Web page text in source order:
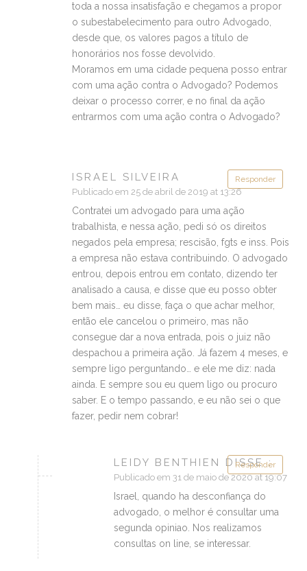
toda a nossa insatisfação e chegamos a propor
o subestabelecimento para outro Advogado,
desde que, os valores pagos a título de
honorários nos fosse devolvido.
Moramos em uma cidade pequena posso entrar
com uma ação contra o Advogado? Podemos
deixar o processo correr, e no final da ação
entrarmos com uma ação contra o Advogado?
Responder
ISRAEL SILVEIRA
Publicado em 25 de abril de 2019 at 13:26
Contratei um advogado para uma ação
trabalhista, e nessa ação, pedi só os direitos
negados pela empresa; rescisão, fgts e inss. Pois
a empresa não estava contribuindo. O advogado
entrou, depois entrou em contato, dizendo ter
analisado a causa, e disse que eu posso obter
bem mais… eu disse, faça o que achar melhor,
então ele cancelou o primeiro, mas não
consegue dar a nova entrada, pois o juiz não
despachou a primeira ação. Já fazem 4 meses, e
sempre ligo perguntando… e ele me diz: nada
ainda. E sempre sou eu quem ligo ou procuro
saber. E o tempo passando, e eu não sei o que
fazer, pedir nem cobrar!
Responder
LEIDY BENTHIEN DISSE :
Publicado em 31 de maio de 2020 at 19:07
Israel, quando ha desconfiança do
advogado, o melhor é consultar uma
segunda opiniao. Nos realizamos
consultas on line, se interessar.